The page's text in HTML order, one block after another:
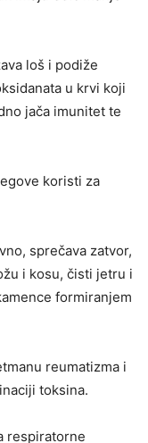
loš i podiže
u krvi koji
jača imunitet te
koristi za
sprečava zatvor,
i kosu, čisti jetru i
formiranjem
reumatizma i
toksina.
respiratorne